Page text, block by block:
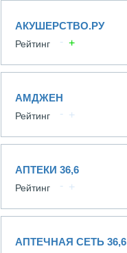
АКУШЕРСТВО.РУ
Рейтинг
АМДЖЕН
Рейтинг
АПТЕКИ 36,6
Рейтинг
АПТЕЧНАЯ СЕТЬ 36,6